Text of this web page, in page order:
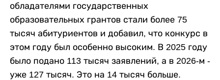
обладателями государственных
образовательных грантов стали более 75
тысяч абитуриентов и добавил, что конкурс в
этом году был особенно высоким. В 2025 году
было подано 113 тысяч заявлений, а в 2026-м -
уже 127 тысяч. Это на 14 тысяч больше.